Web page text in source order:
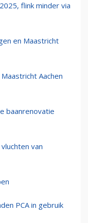
flink minder via
en Maastricht
Aachen
baanrenovatie
van
PCA in gebruik